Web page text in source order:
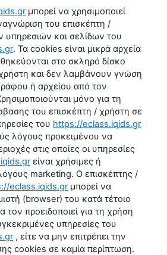
.grμπορεί να χρησιμοποιεί
του επισκέπτη /
υπηρεσιών και σελίδων του
.gr. Τα cookies είναι μικρά αρχεία
στο σκληρό δίσκο
και δεν λαμβάνουν γνώση
ή αρχείου από τον
μόνο για τη
του επισκέπτη / χρήστη σε
του https://eclass.iqids.gr
λόγους προκειμένου να
στις οποίες οι υπηρεσίες
iqids.grείναι χρήσιμες ή
marketing. Ο επισκέπτης /
://eclass.iqids.grμπορεί να
(browser) του κατά τέτοιο
τον προειδοποιεί για τη χρήση
υπηρεσίες του
.gr, είτε να μην επιτρέπει την
cookies σε καμία περίπτωση.